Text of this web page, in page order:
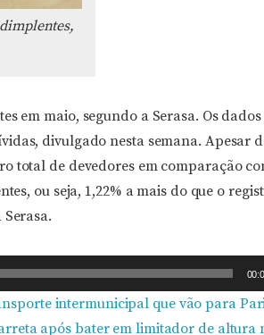
em maio, segundo a Serasa. Os
divulgado nesta semana. Apesar
total de devedores em comparação
ou seja, 1,22% a mais do que o
intermunicipal que vão para
após bater em limitador de altura